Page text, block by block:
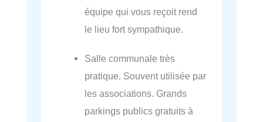
équipe qui vous reçoit rend
le lieu fort sympathique.
Salle communale très
pratique. Souvent utilisée par
les associations. Grands
parkings publics gratuits à